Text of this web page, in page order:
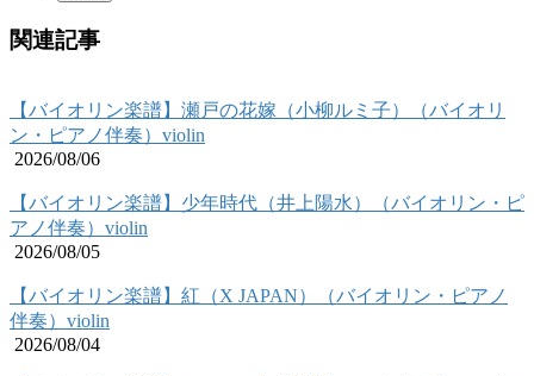
関連記事
【バイオリン楽譜】瀬戸の花嫁（小柳ルミ子）（バイオリ
ン・ピアノ伴奏）violin
2026/08/06
【バイオリン楽譜】少年時代（井上陽水）（バイオリン・ピ
アノ伴奏）violin
2026/08/05
【バイオリン楽譜】紅（X JAPAN）（バイオリン・ピアノ
伴奏）violin
2026/08/04